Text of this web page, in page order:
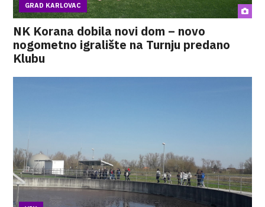
GRAD KARLOVAC
NK Korana dobila novi dom – novo
nogometno igralište na Turnju predano
Klubu